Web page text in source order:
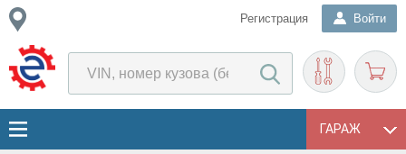
Регистрация Войти
ГАРАЖ